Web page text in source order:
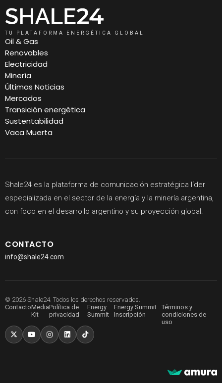
TU PLATAFORMA ENERGÉTICA GLOBAL
Oil & Gas
Renovables
Electricidad
Minería
Últimas Noticias
Mercados
Transición energética
Sustentabilidad
Vaca Muerta
Shale24 es la plataforma de comunicación estratégica líder
especializada en el sector de la energía y la minería argentina,
con foco en el desarrollo argentino y su proyección global.
CONTACTO
info@shale24.com
© 2026 Shale24. Todos los derechos reservados.
ContactoMedia
Kit
Política de
privacidad
Energy
Summit
Energy Summit
Inscripción
Términos y
condiciones de
uso